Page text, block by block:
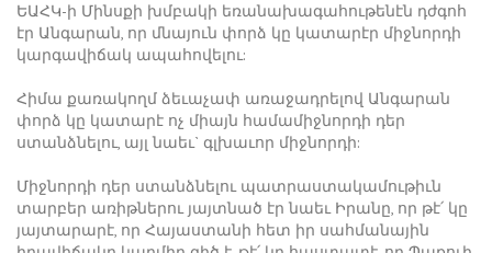
ԵԱՀԿ-ի Մինսքի խմբակի եռանախագահութենէն դժգոհ
էր Անգարան, որ մնայուն փորձ կը կատարէր միջնորդի
կարգավիճակ ապահովելու:
Հիմա քառակողմ ձեւաչափ առաջադրելով Անգարան
փորձ կը կատարէ ոչ միայն համամիջնորդի դեր
ստանձնելու, այլ նաեւ` գլխաւոր միջնորդի:
Միջնորդի դեր ստանձնելու պատրաստակամութիւն
տարբեր առիթներու յայտնած էր նաեւ Իրանը, որ թէ՛ կը
յայտարարէ, որ Հայաստանի հետ իր սահմանային